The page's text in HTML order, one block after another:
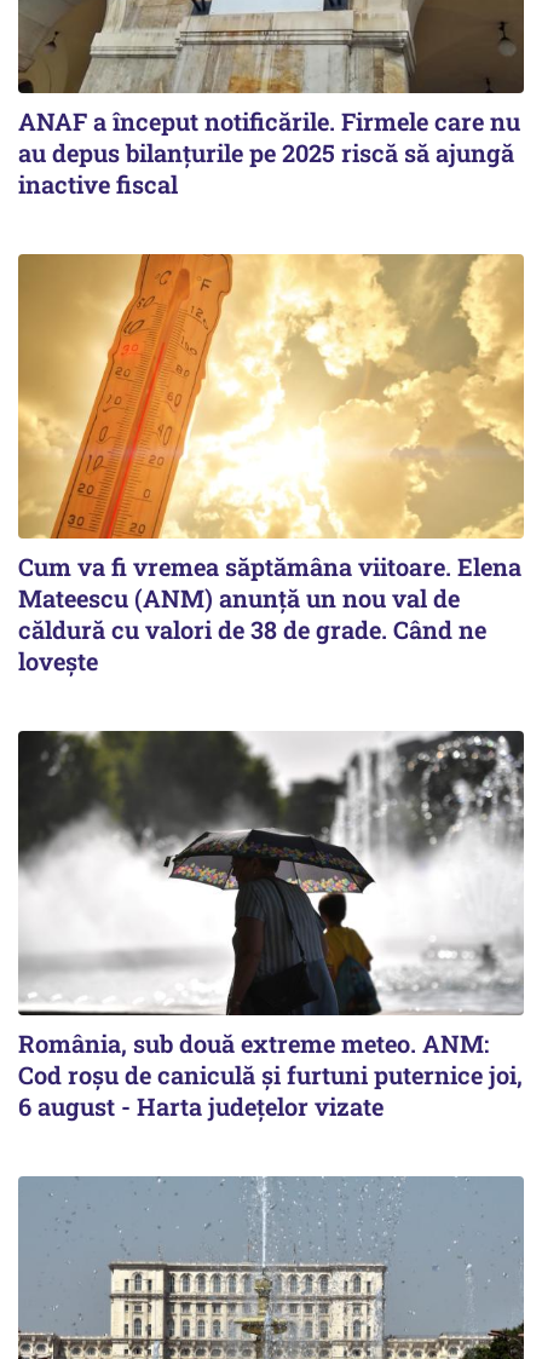
ANAF a început notificările. Firmele care nu
au depus bilanțurile pe 2025 riscă să ajungă
inactive fiscal
Cum va fi vremea săptămâna viitoare. Elena
Mateescu (ANM) anunță un nou val de
căldură cu valori de 38 de grade. Când ne
lovește
România, sub două extreme meteo. ANM:
Cod roșu de caniculă și furtuni puternice joi,
6 august - Harta județelor vizate